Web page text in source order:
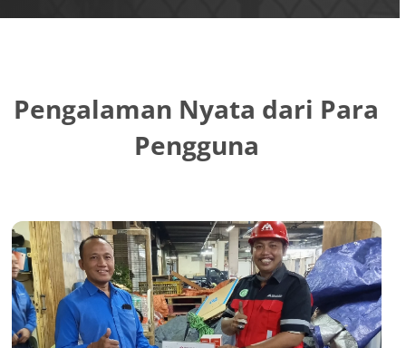
Pengalaman Nyata dari Para
Pengguna